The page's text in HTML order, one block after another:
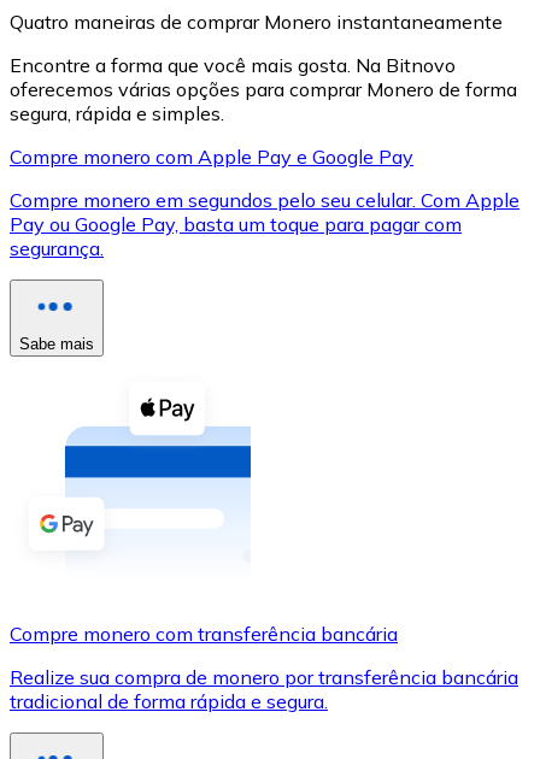
XRP
XRP
Ver tudo
Cupons cripto
Compre criptomoedas com dinheiro e outros
Comprar com dinheiro
Transferência SEPA
Use cartões Visa e Mastercard para comprar
Comprar com cartão
Quatro maneiras de comprar Monero instantaneamente
Encontre a forma que você mais gosta. Na Bitnovo
oferecemos várias opções para comprar Monero de forma
segura, rápida e simples.
Compre monero com Apple Pay e Google Pay
Compre monero em segundos pelo seu celular. Com Apple
Pay ou Google Pay, basta um toque para pagar com
segurança.
Sabe mais
Compre monero com transferência bancária
Realize sua compra de monero por transferência bancária
tradicional de forma rápida e segura.